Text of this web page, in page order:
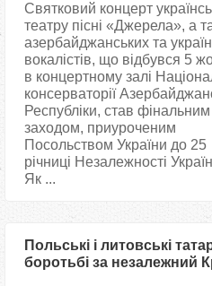
Святковий концерт
театру пісні «Джерела», а
азербайджанських та
вокалістів, що відбувся 5
в концертному залі
консерваторії
Республіки, став фінальним
заходом, приуроченим
Посольством України до 25
річниці Незалежності
Як ...
Польські і литовські
боротьбі за незалежний